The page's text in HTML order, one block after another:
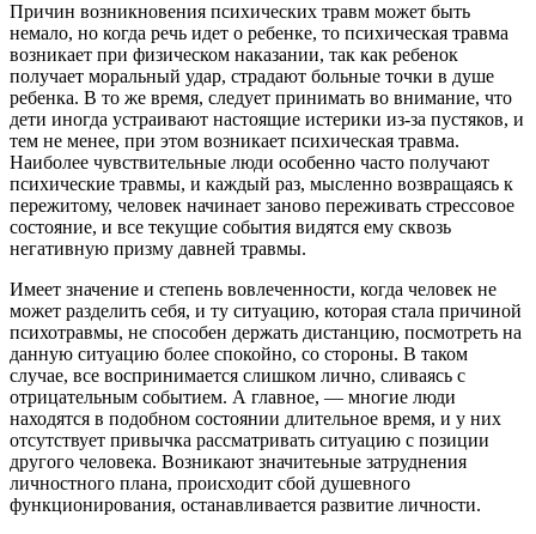
Причин возникновения психических травм может быть
немало, но когда речь идет о ребенке, то психическая травма
возникает при физическом наказании, так как ребенок
получает моральный удар, страдают больные точки в душе
ребенка. В то же время, следует принимать во внимание, что
дети иногда устраивают настоящие истерики из-за пустяков, и
тем не менее, при этом возникает психическая травма.
Наиболее чувствительные люди особенно часто получают
психические травмы, и каждый раз, мысленно возвращаясь к
пережитому, человек начинает заново переживать стрессовое
состояние, и все текущие события видятся ему сквозь
негативную призму давней травмы.
Имеет значение и степень вовлеченности, когда человек не
может разделить себя, и ту ситуацию, которая стала причиной
психотравмы, не способен держать дистанцию, посмотреть на
данную ситуацию более спокойно, со стороны. В таком
случае, все воспринимается слишком лично, сливаясь с
отрицательным событием. А главное, — многие люди
находятся в подобном состоянии длительное время, и у них
отсутствует привычка рассматривать ситуацию с позиции
другого человека. Возникают значитеьные затруднения
личностного плана, происходит сбой душевного
функционирования, останавливается развитие личности.